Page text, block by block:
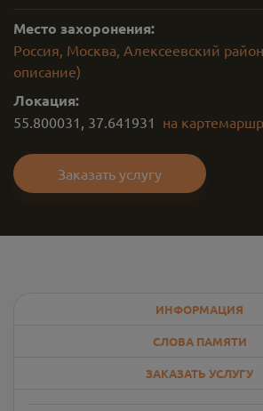
Место захоронения:
Россия, Москва, Алексеевский
описание)
Локация:
55.800031 , 37.641931 на карте
Заказать услугу
ИНФОРМАЦИЯ
СЛОВА ПАМЯТИ
ЗАКАЗАТЬ УСЛУГУ